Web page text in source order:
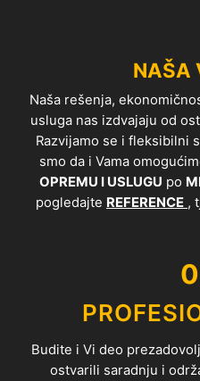
NAŠA
Naša rešenja,
usluga nas izdvajaju od
Razvijamo se i fleksibilni
smo da i Vama
OPREMU I USLUGU po
pogledajte REFERENCE ,
Budite i Vi deo
ostvarili saradnju i